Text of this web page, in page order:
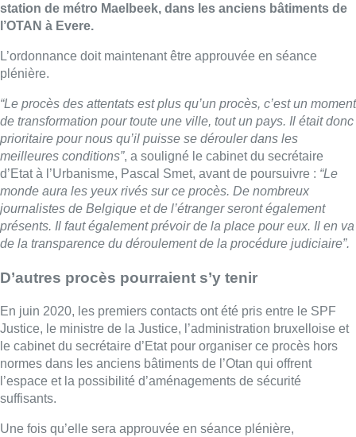
station de métro Maelbeek, dans les anciens bâtiments de
l’OTAN à Evere.
L’ordonnance doit maintenant être approuvée en séance
plénière.
“Le procès des attentats est plus qu’un procès, c’est un moment
de transformation pour toute une ville, tout un pays. Il était donc
prioritaire pour nous qu’il puisse se dérouler dans les
meilleures conditions”, a souligné le cabinet du secrétaire
d’Etat à l’Urbanisme, Pascal Smet, avant de poursuivre : “Le
monde aura les yeux rivés sur ce procès. De nombreux
journalistes de Belgique et de l’étranger seront également
présents. Il faut également prévoir de la place pour eux. Il en va
de la transparence du déroulement de la procédure judiciaire”.
D’autres procès pourraient s’y tenir
En juin 2020, les premiers contacts ont été pris entre le SPF
Justice, le ministre de la Justice, l’administration bruxelloise et
le cabinet du secrétaire d’Etat pour organiser ce procès hors
normes dans les anciens bâtiments de l’Otan qui offrent
l’espace et la possibilité d’aménagements de sécurité
suffisants.
Une fois qu’elle sera approuvée en séance plénière,